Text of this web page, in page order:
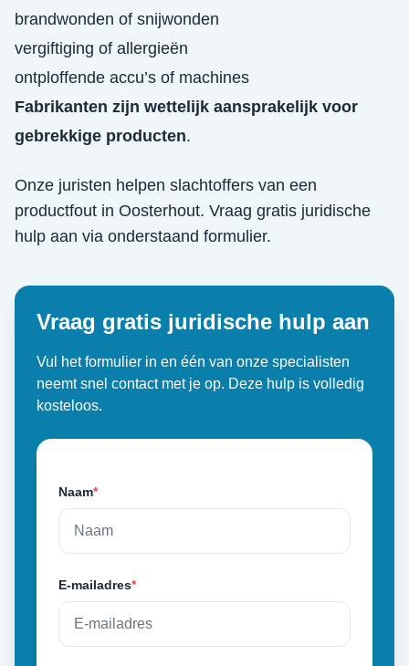
brandwonden of snijwonden
vergiftiging of allergieën
ontploffende accu’s of machines
Fabrikanten zijn wettelijk aansprakelijk voor
gebrekkige producten.
Onze juristen helpen slachtoffers van een
productfout in Oosterhout. Vraag gratis juridische
hulp aan via onderstaand formulier.
Vraag gratis juridische hulp aan
Vul het formulier in en één van onze specialisten
neemt snel contact met je op. Deze hulp is volledig
kosteloos.
Naam*
E-mailadres*